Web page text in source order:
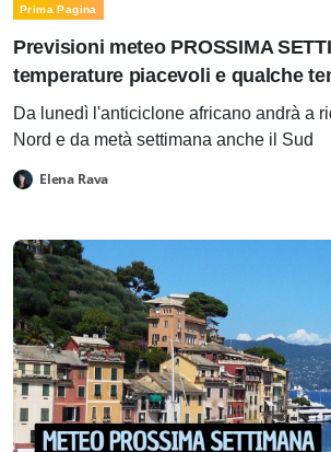
Prima Pagina
Previsioni meteo PROSSIMA
temperature piacevoli e qualche
Da lunedì l'anticiclone africano andrà a
Nord e da metà settimana anche il Sud
Elena Rava